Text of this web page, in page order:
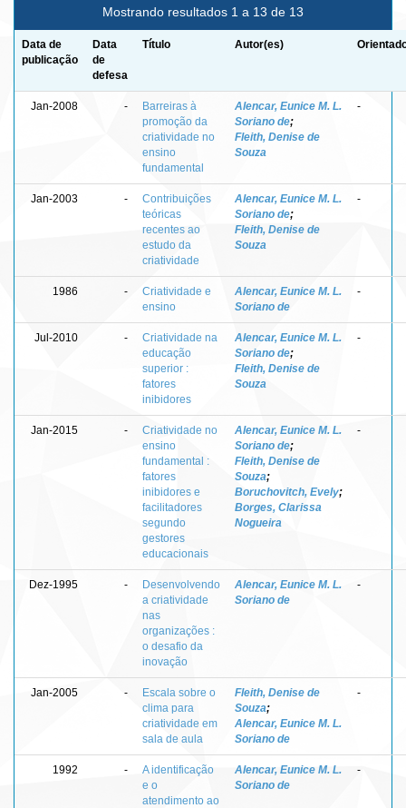
Mostrando resultados 1 a 13 de 13
Data de
publicação
Data
de
defesa
Título Autor(es)
Jan-2008 -
Barreiras à
promoção da
criatividade no
ensino
fundamental
Alencar, Eunice M. L.
Soriano de;
Fleith, Denise de
Souza
-
Jan-2003 -
Contribuições
teóricas
recentes ao
estudo da
criatividade
Alencar, Eunice M. L.
Soriano de;
Fleith, Denise de
Souza
-
1986 -
Criatividade e
ensino
Alencar, Eunice M. L.
Soriano de
-
Jul-2010 -
Criatividade na
educação
superior :
fatores
inibidores
Alencar, Eunice M. L.
Soriano de;
Fleith, Denise de
Souza
-
Jan-2015 -
Criatividade no
ensino
fundamental :
fatores
inibidores e
facilitadores
segundo
gestores
educacionais
Alencar, Eunice M. L.
Soriano de;
Fleith, Denise de
Souza;
Boruchovitch, Evely;
Borges, Clarissa
Nogueira
-
Dez-1995 -
Desenvolvendo
a criatividade
nas
organizações :
o desafio da
inovação
Alencar, Eunice M. L.
Soriano de
-
Jan-2005 -
Escala sobre o
clima para
criatividade em
sala de aula
Fleith, Denise de
Souza;
Alencar, Eunice M. L.
Soriano de
-
1992 -
A identificação
e o
atendimento ao
Alencar, Eunice M. L.
Soriano de
-